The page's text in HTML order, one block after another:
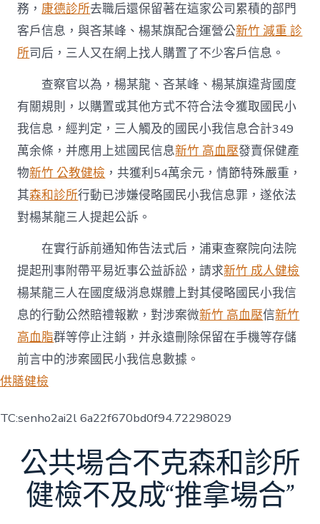
務，康德診所去職后還保留著在這家公司累積的部門
客戶信息，與吝某峰、楊某旗配合運營公新竹 減重 診
所司后，三人又在網上找人購置了不少客戶信息。
查察官以為，楊某龍、吝某峰、楊某旗違背國度
有關規則，以購置或其他方式不符合法令獲取國民小
我信息，經判定，三人觸及的國民小我信息合計349
萬余條，并應用上述國民信息新竹 高血壓發賣保健產
物新竹 公教健檢 ，共獲利54萬余元，情節特殊嚴重，
其森和診所行動已涉嫌侵略國民小我信息罪，遂依法
對楊某龍三人提起公訴。
在實行訴前通知佈告法式后，浦東查察院向法院
提起刑事附帶平易近事公益訴訟，請求新竹 成人健檢
楊某龍三人在國度級消息媒體上對其侵略國民小我信
息的行動公然賠禮報歉，對涉案微新竹 高血壓信新竹
高血脂群等停止注銷，并永遠刪除保留在手機等存儲
前言中的涉案國民小我信息數據。
供膳健檢
TC:senho2ai2l 6a22f670bd0f94.72298029
公共場合不克森和診所
健檢不及成“推拿場合”